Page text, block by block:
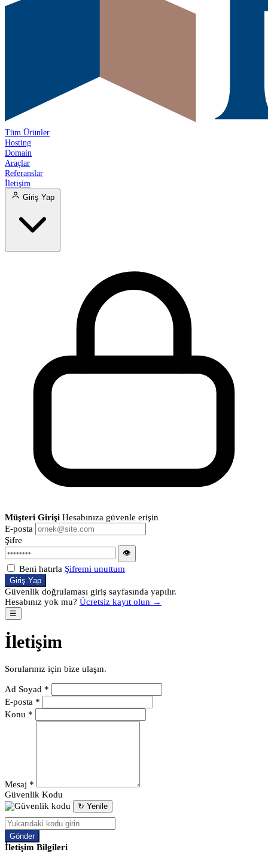
Tüm Ürünler
Hosting
Domain
Araçlar
Referanslar
İletişim
Giriş Yap
Müşteri Girişi Hesabınıza güvenle erişin
E-posta
Şifre
👁
Beni hatırla Şifremi unuttum
Giriş Yap
Güvenlik doğrulaması giriş sayfasında yapılır.
Hesabınız yok mu? Ücretsiz kayıt olun →
☰
İletişim
Sorularınız için bize ulaşın.
Ad Soyad *
E-posta *
Konu *
Mesaj *
Güvenlik Kodu
↻ Yenile
Gönder
İletişim Bilgileri